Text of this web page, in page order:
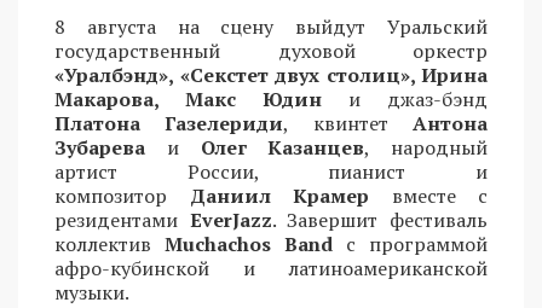
8 августа на сцену выйдут Уральский
государственный духовой оркестр
«Уралбэнд», «Секстет двух столиц», Ирина
Макарова, Макс Юдин и джаз-бэнд
Платона Газелериди, квинтетАнтона
Зубарева и Олег Казанцев, народный
артист России, пианист и
композитор Даниил Крамер вместе с
резидентами EverJazz. Завершит фестиваль
коллектив Muchachos Band с программой
афро-кубинской и латиноамериканской
музыки.